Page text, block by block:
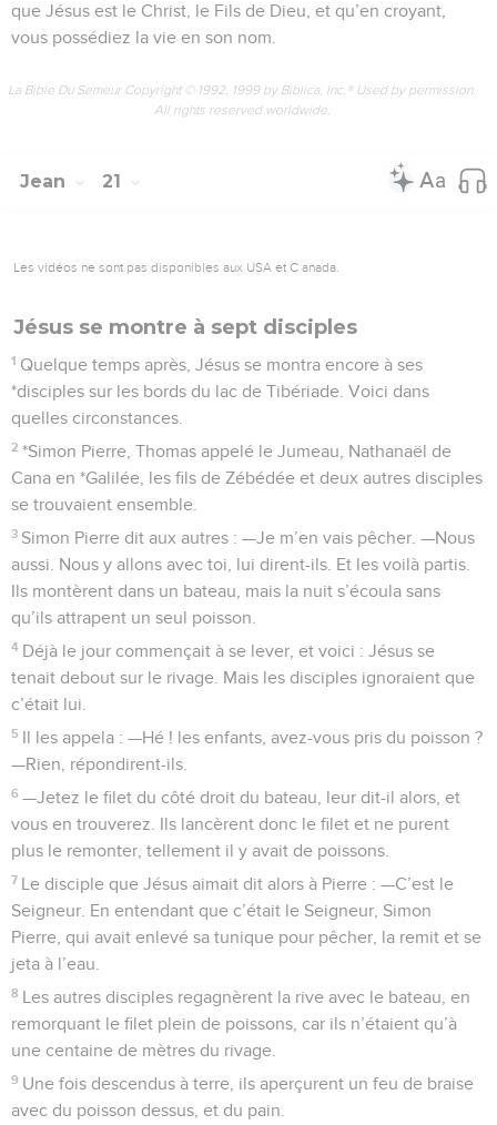
que Jésus est le Christ, le Fils de Dieu, et qu’en croyant,
vous possédiez la vie en son nom.
La Bible Du Semeur Copyright © 1992, 1999 by Biblica, Inc.® Used by permission.
All rights reserved worldwide.
Jean 21
Les vidéos ne sont pas disponibles aux USA et C anada.
Jésus se montre à sept disciples
1 Quelque temps après, Jésus se montra encore à ses
*disciples sur les bords du lac de Tibériade. Voici dans
quelles circonstances.
2 *Simon Pierre, Thomas appelé le Jumeau, Nathanaël de
Cana en *Galilée, les fils de Zébédée et deux autres disciples
se trouvaient ensemble.
3 Simon Pierre dit aux autres : —Je m’en vais pêcher. —Nous
aussi. Nous y allons avec toi, lui dirent-ils. Et les voilà partis.
Ils montèrent dans un bateau, mais la nuit s’écoula sans
qu’ils attrapent un seul poisson.
4 Déjà le jour commençait à se lever, et voici : Jésus se
tenait debout sur le rivage. Mais les disciples ignoraient que
c’était lui.
5 Il les appela : —Hé ! les enfants, avez-vous pris du poisson ?
—Rien, répondirent-ils.
6 —Jetez le filet du côté droit du bateau, leur dit-il alors, et
vous en trouverez. Ils lancèrent donc le filet et ne purent
plus le remonter, tellement il y avait de poissons.
7 Le disciple que Jésus aimait dit alors à Pierre : —C’est le
Seigneur. En entendant que c’était le Seigneur, Simon
Pierre, qui avait enlevé sa tunique pour pêcher, la remit et se
jeta à l’eau.
8 Les autres disciples regagnèrent la rive avec le bateau, en
remorquant le filet plein de poissons, car ils n’étaient qu’à
une centaine de mètres du rivage.
9 Une fois descendus à terre, ils aperçurent un feu de braise
avec du poisson dessus, et du pain.